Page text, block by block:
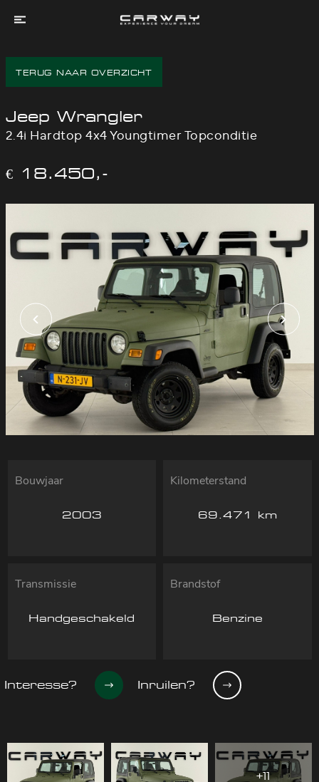
Aanbod
Experienced
Dreams
Ons
Contact
TERUG NAAR OVERZICHT
Jeep Wrangler
2.4i Hardtop 4x4 Youngtimer Topconditie
€ 18.450,-
Bouwjaar
2003
Kilometerstand
69.471 km
Transmissie
Handgeschakeld
Brandstof
Benzine
Interesse? Inruilen?
+11